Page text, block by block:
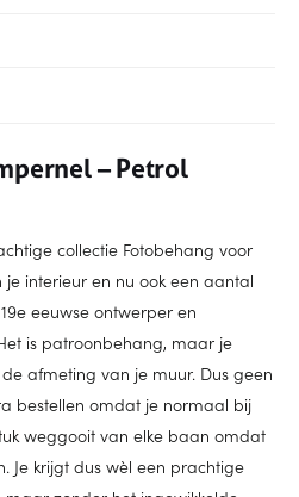
– Petrol
collectie Fotobehang voor
interieur en nu ook een aantal
eeuwse ontwerper en
is patroonbehang, maar je
afmeting van je muur. Dus geen
bestellen omdat je normaal bij
weggooit van elke baan omdat
Je krijgt dus wèl een prachtige